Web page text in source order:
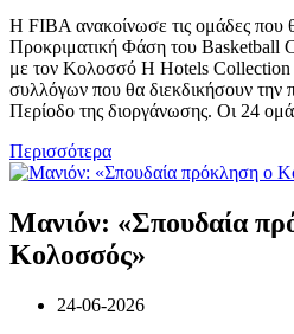
Η FIBA ανακοίνωσε τις ομάδες που
Προκριματική Φάση του Basketball
με τον Κολοσσό H Hotels Collection
συλλόγων που θα διεκδικήσουν την
Περίοδο της διοργάνωσης. Οι 24
Περισσότερα
Μανιόν: «Σπουδαία
Κολοσσός»
24-06-2026